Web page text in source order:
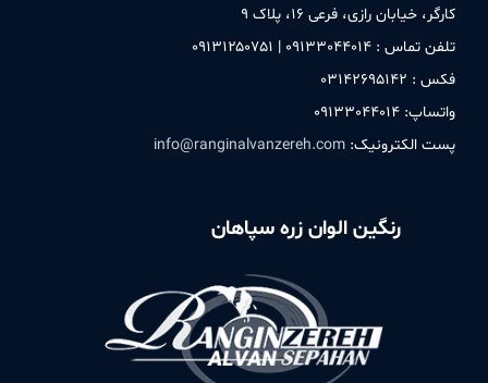
کارگر، خیابان رازی، فرعی ۱۶، پلاک ۹
تلفن تماس : ۰۹۱٣٣۰۴۴۰۱۴ | ۰۹۱٣۱۲۵۰٧۵۱
فکس : ۰٣۱۴۲۶۹۵۱۴۲
واتساپ: ۰۹۱٣٣۰۴۴۰۱۴
پست الکترونیک: info@ranginalvanzereh.com
رنگین الوان زره سپاهان